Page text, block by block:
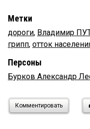
Метки
дороги, Владимир
грипп, отток
Персоны
Бурков Александр
Комментировать